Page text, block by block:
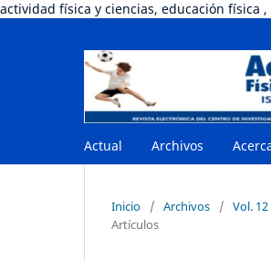
actividad física y ciencias, educación física
Actual Archivos
Inicio / Archivos / Vol.
Artículos